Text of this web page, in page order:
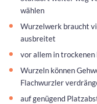
wählen
Wurzelwerk braucht
ausbreitet
vor allem in trockenen
Wurzeln können
Flachwurzler
auf genügend